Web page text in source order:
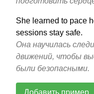
She learned to pace
sessions stay safe.
Она научилась
движений, чтобы
были безопасными.